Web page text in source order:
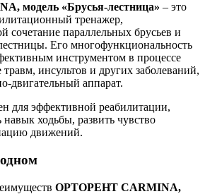
модель «Брусья-лестница» – это
тренажер,
сочетание параллельных брусьев и
Его многофункциональность
инструментом в процессе
травм, инсультов и других заболеваний,
двигательный аппарат.
для эффективной реабилитации,
навык ходьбы, развить чувство
движений.
ОРТОРЕНТ CARMINA,